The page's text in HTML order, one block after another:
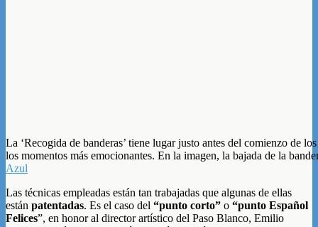
La ‘Recogida de banderas’ tiene lugar justo antes del comienzo de
los momentos más emocionantes. En la imagen, la bajada de la
Azul
Las técnicas empleadas están tan trabajadas que algunas de ellas
están patentadas. Es el caso del “punto corto” o “punto Español
Felices”, en honor al director artístico del Paso Blanco, Emilio